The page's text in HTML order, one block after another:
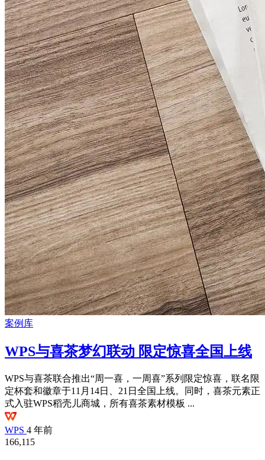
案例库
WPS与喜茶梦幻联动 限定惊喜全国上线
WPS与喜茶联合推出“周一喜，一周喜”系列限定惊喜，联名限
定杯套和徽章于11月14日、21日全国上线。同时，喜茶元素正
式入驻WPS稻壳儿商城，所有喜茶素材模板 ...
WPS 4 年前
166,115